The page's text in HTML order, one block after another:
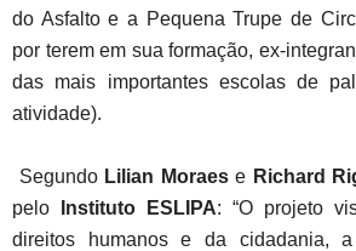
do Asfalto e a Pequena Trupe de
por terem em sua formação, ex-
das mais importantes escolas de
atividade).
Segundo Lilian Moraese Richard
pelo
Instituto ESLIPA: “O projeto
direitos humanos e da cidadania,